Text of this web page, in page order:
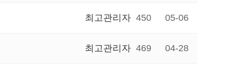
최고관리자 450 05-06
최고관리자 469 04-28